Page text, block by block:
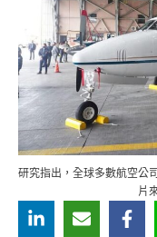
研究指出，全球多數航空公
片